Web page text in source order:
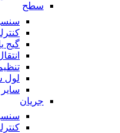
سطح
گیج
لول
سایر
جریان